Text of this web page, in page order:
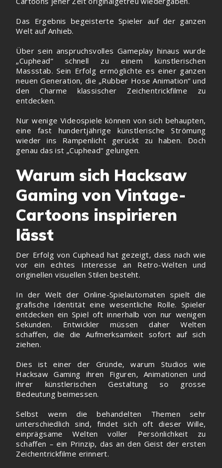
Das Ergebnis begeisterte Spieler auf der ganzen
Welt auf Anhieb.
Über sein anspruchsvolles Gameplay hinaus wurde
„Cuphead“ schnell zu einem künstlerischen
Massstab. Sein Erfolg ermöglichte es einer ganzen
neuen Generation, die „Rubber Hose Animation“ und
den Charme klassischer Zeichentrickfilme zu
entdecken.
Nur wenige Videospiele können von sich behaupten,
eine fast hundertjährige künstlerische Strömung
wieder ins Rampenlicht gerückt zu haben. Doch
genau das ist „Cuphead“ gelungen.
Warum sich Hacksaw
Gaming von Vintage-
Cartoons inspirieren
lässt
Der Erfolg von Cuphead hat gezeigt, dass nach wie
vor ein echtes Interesse an Retro-Welten und
originellen visuellen Stilen besteht.
In der Welt der Online-Spielautomaten spielt die
grafische Identität eine wesentliche Rolle. Spieler
entdecken ein Spiel oft innerhalb von nur wenigen
Sekunden. Entwickler müssen daher Welten
schaffen, die die Aufmerksamkeit sofort auf sich
ziehen.
Dies ist einer der Gründe, warum Studios wie
Hacksaw Gaming ihren Figuren, Animationen und
ihrer künstlerischen Gestaltung so grosse
Bedeutung beimessen.
Selbst wenn die behandelten Themen sehr
unterschiedlich sind, findet sich oft dieser Wille,
einprägsame Welten voller Persönlichkeit zu
schaffen – ein Prinzip, das an den Geist der ersten
Zeichentrickfilme erinnert.